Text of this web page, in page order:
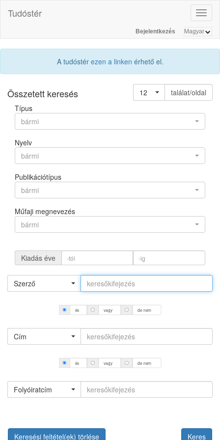
Tudóstér
Bejelentkezés
A tudóstér ezen a linken érhető el.
Összetett keresés 12
találat/oldal
Típus
bármi
Nyelv
bármi
Publikációtípus
bármi
Műfaji megnevezés
bármi
Kiadás éve
Szerző
és vagy de nem
Cím
és vagy de nem
Folyóiratcím
Keresési feltétel(ek) törlése